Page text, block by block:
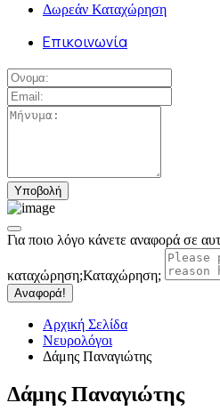
Δωρεάν Καταχώρηση
Επικοινωνία
Για ποιο λόγο κάνετε αναφορά σε
καταχώρηση;Καταχώρηση;
Αναφορά!
Αρχική Σελίδα
Νευρολόγοι
Δάμης Παναγιώτης
Δάμης Παναγιώτης